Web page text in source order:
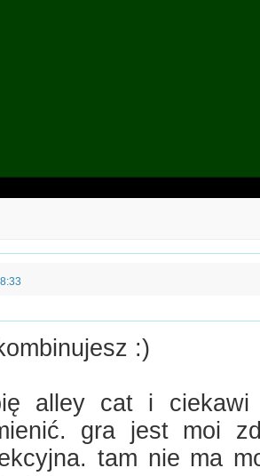
:)
alley cat i
gra jest moi
tam nie ma